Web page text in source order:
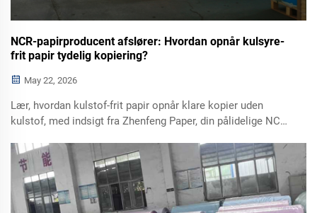
NCR-papirproducent afslører: Hvordan opnår kulsyre-
frit papir tydelig kopiering?
May 22, 2026
Lær, hvordan kulstof-frit papir opnår klare kopier uden
kulstof, med indsigt fra Zhenfeng Paper, din pålidelige NCR-